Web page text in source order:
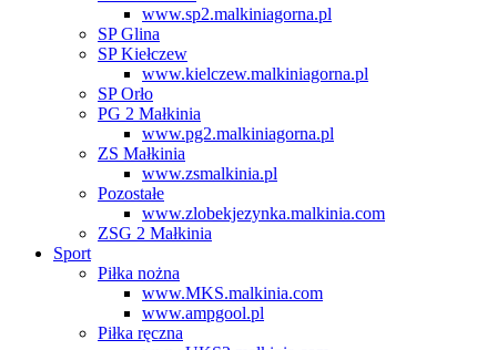
www.sp2.malkiniagorna.pl
SP Glina
SP Kiełczew
www.kielczew.malkiniagorna.pl
SP Orło
PG 2 Małkinia
www.pg2.malkiniagorna.pl
ZS Małkinia
www.zsmalkinia.pl
Pozostałe
www.zlobekjezynka.malkinia.com
ZSG 2 Małkinia
Sport
Piłka nożna
www.MKS.malkinia.com
www.ampgool.pl
Piłka ręczna